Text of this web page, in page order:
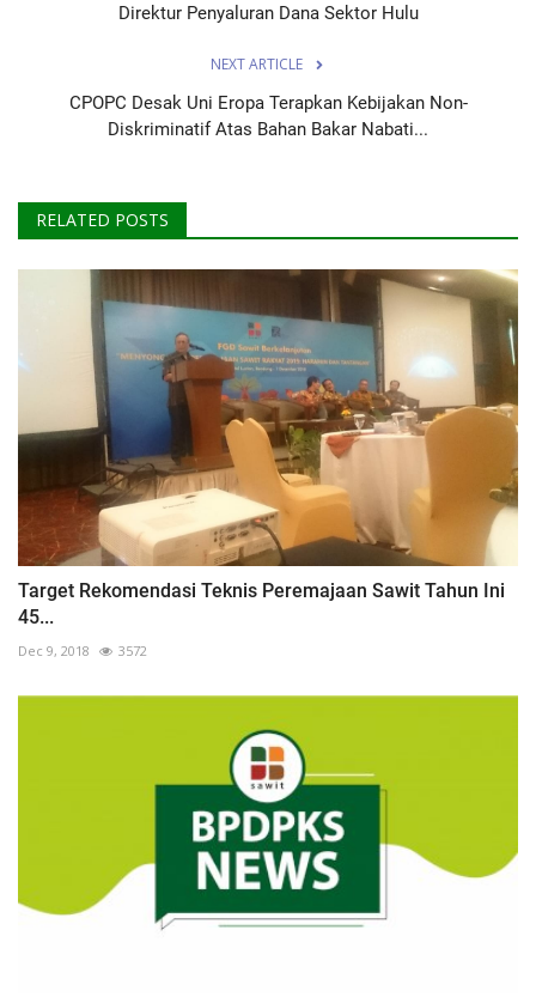
Direktur Penyaluran Dana Sektor Hulu
NEXT ARTICLE
CPOPC Desak Uni Eropa Terapkan Kebijakan Non-
Diskriminatif Atas Bahan Bakar Nabati...
RELATED POSTS
Target Rekomendasi Teknis Peremajaan Sawit Tahun Ini
45...
Dec 9, 2018 3572